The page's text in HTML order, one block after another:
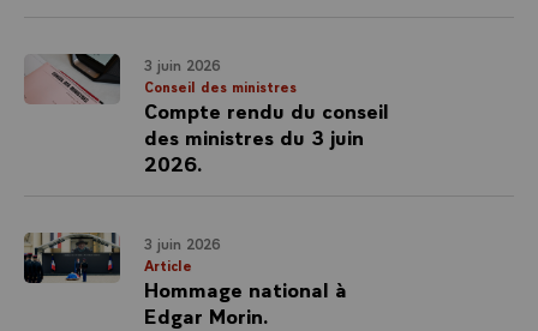
3 juin 2026
Conseil des ministres
Compte rendu du conseil
des ministres du 3 juin
2026.
3 juin 2026
Article
Hommage national à
Edgar Morin.